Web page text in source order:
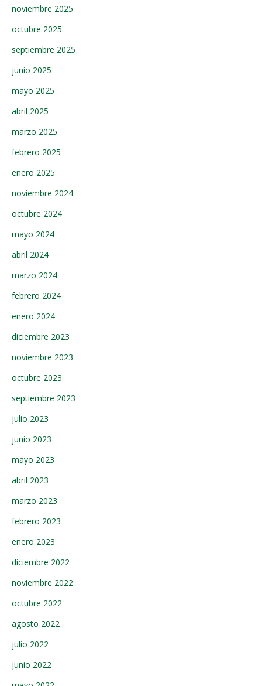
noviembre 2025
octubre 2025
septiembre 2025
junio 2025
mayo 2025
abril 2025
marzo 2025
febrero 2025
enero 2025
noviembre 2024
octubre 2024
mayo 2024
abril 2024
marzo 2024
febrero 2024
enero 2024
diciembre 2023
noviembre 2023
octubre 2023
septiembre 2023
julio 2023
junio 2023
mayo 2023
abril 2023
marzo 2023
febrero 2023
enero 2023
diciembre 2022
noviembre 2022
octubre 2022
agosto 2022
julio 2022
junio 2022